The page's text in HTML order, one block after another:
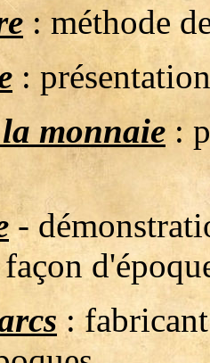
: méthode
:
monnaie :
-
: